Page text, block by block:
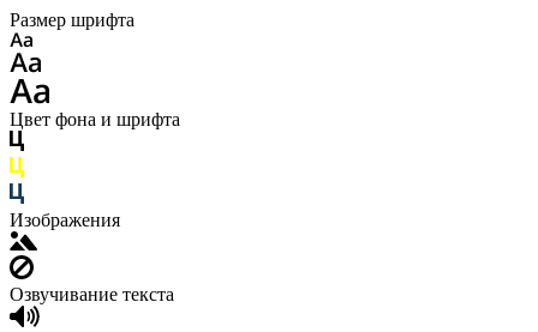
Размер шрифта
Цвет фона и шрифта
Изображения
Озвучивание текста